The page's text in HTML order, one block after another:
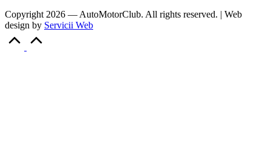
Copyright 2026 — AutoMotorClub. All rights reserved. | Web
design by Servicii Web